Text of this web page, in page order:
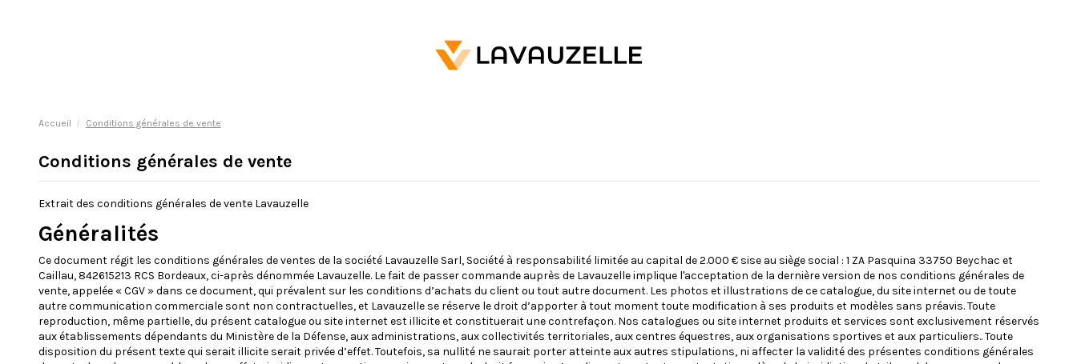
Accueil Conditions générales de vente
Conditions générales de vente
Extrait des conditions générales de vente Lavauzelle
Généralités
Ce document régit les conditions générales de ventes de la société Lavauzelle Sarl, Société à responsabilité limitée au capital de 2.000 € sise au siège social : 1 ZA Pasquina 33750 Beychac et
Caillau, 842615213 RCS Bordeaux, ci-après dénommée Lavauzelle. Le fait de passer commande auprès de Lavauzelle implique l'acceptation de la dernière version de nos conditions générales de
vente, appelée « CGV » dans ce document, qui prévalent sur les conditions d’achats du client ou tout autre document. Les photos et illustrations de ce catalogue, du site internet ou de toute
autre communication commerciale sont non contractuelles, et Lavauzelle se réserve le droit d’apporter à tout moment toute modification à ses produits et modèles sans préavis. Toute
reproduction, même partielle, du présent catalogue ou site internet est illicite et constituerait une contrefaçon. Nos catalogues ou site internet produits et services sont exclusivement réservés
aux établissements dépendants du Ministère de la Défense, aux administrations, aux collectivités territoriales, aux centres équestres, aux organisations sportives et aux particuliers.. Toute
disposition du présent texte qui serait illicite serait privée d’effet. Toutefois, sa nullité ne saurait porter atteinte aux autres stipulations, ni affecter la validité des présentes conditions générales